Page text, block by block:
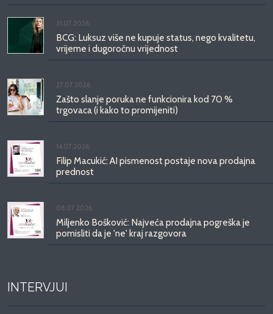
31.07.2026.
BCG: Luksuz više ne kupuje status, nego kvalitetu,
vrijeme i dugoročnu vrijednost
27.07.2026.
Zašto slanje poruka ne funkcionira kod 70 %
trgovaca (i kako to promijeniti)
14.07.2026.
Filip Macukić: AI pismenost postaje nova prodajna
prednost
08.07.2026.
Miljenko Bošković: Najveća prodajna pogreška je
pomisliti da je 'ne' kraj razgovora
INTERVJUI